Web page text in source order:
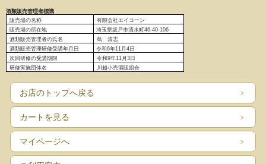
酒類販売管理者標識
販売場の名称
有限会社エイコーン
販売場の所在地
埼玉県坂戸市清水町46-40-106
酒類販売管理者の氏名
蔦 清志
酒類販売管理研修受講年月日
令和6年11月4日
次回研修の受講期限
令和9年11月3日
研修実施団体名
川越小売酒販組合
お店のトップへ戻る
カートを見る
マイページへ